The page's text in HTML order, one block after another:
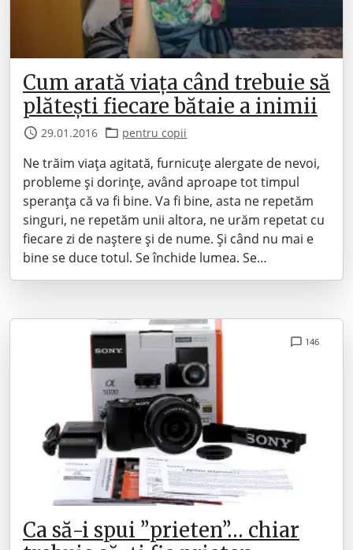
Cum arată viața când trebuie să
plătești fiecare bătaie a inimii
29.01.2016 pentru copii
Ne trăim viața agitată, furnicuțe alergate de nevoi,
probleme și dorințe, având aproape tot timpul
speranța că va fi bine. Va fi bine, asta ne repetăm
singuri, ne repetăm unii altora, ne urăm repetat cu
fiecare zi de naștere și de nume. Și când nu mai e
bine se duce totul. Se închide lumea. Se…
146
Ca să-i spui ”prieten”… chiar